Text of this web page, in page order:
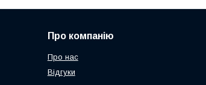
Про компанію
Про нас
Відгуки